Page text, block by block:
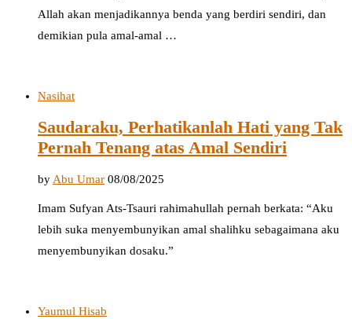
Allah akan menjadikannya benda yang berdiri sendiri, dan
demikian pula amal-amal …
Nasihat
Saudaraku, Perhatikanlah Hati yang Tak
Pernah Tenang atas Amal Sendiri
by Abu Umar 08/08/2025
Imam Sufyan Ats-Tsauri rahimahullah pernah berkata: “Aku
lebih suka menyembunyikan amal shalihku sebagaimana aku
menyembunyikan dosaku.”
Yaumul Hisab